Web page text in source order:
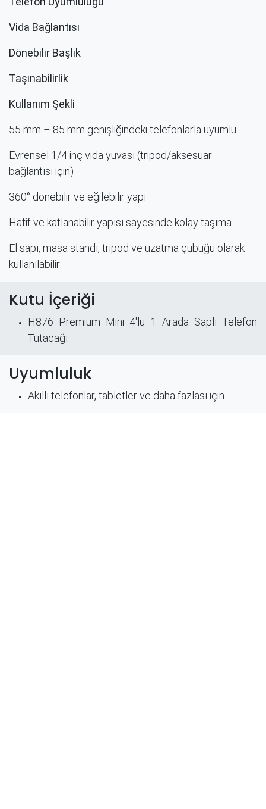
Vida Bağlantısı
Dönebilir Başlık
Taşınabilirlik
Kullanım Şekli
55 mm – 85 mm genişliğindeki telefonlarla uyumlu​
Evrensel 1/4 inç vida yuvası (tripod/aksesuar
bağlantısı için)
360° dönebilir ve eğilebilir yapı
Hafif ve katlanabilir yapısı sayesinde kolay taşıma
El sapı, masa standı, tripod ve uzatma çubuğu olarak
kullanılabilir
Kutu İçeriği
H876 Premium Mini 4'lü 1 Arada Saplı Telefon
Tutacağı
Uyumluluk
Akıllı telefonlar, tabletler ve daha fazlası için